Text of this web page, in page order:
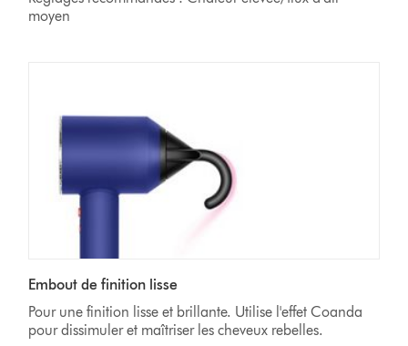
moyen
Embout de finition lisse
Pour une finition lisse et brillante. Utilise l'effet Coanda
pour dissimuler et maîtriser les cheveux rebelles.